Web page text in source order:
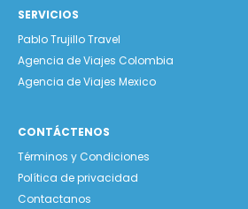
SERVICIOS
Pablo Trujillo Travel
Agencia de Viajes Colombia
Agencia de Viajes Mexico
CONTÁCTENOS
Términos y Condiciones
Política de privacidad
Contactanos